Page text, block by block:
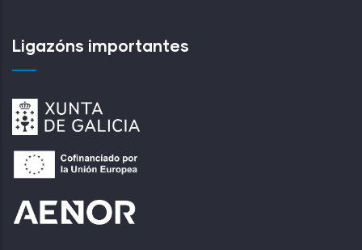
Ligazóns importantes